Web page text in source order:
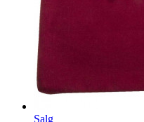
Salg